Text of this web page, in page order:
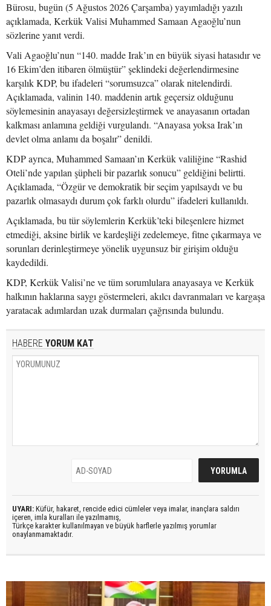
Bürosu, bugün (5 Ağustos 2026 Çarşamba) yayımladığı yazılı
açıklamada, Kerkük Valisi Muhammed Samaan Agaoğlu’nun
sözlerine yanıt verdi.
Vali Agaoğlu’nun “140. madde Irak’ın en büyük siyasi hatasıdır ve
16 Ekim’den itibaren ölmüştür” şeklindeki değerlendirmesine
karşılık KDP, bu ifadeleri “sorumsuzca” olarak nitelendirdi.
Açıklamada, valinin 140. maddenin artık geçersiz olduğunu
söylemesinin anayasayı değersizleştirmek ve anayasanın ortadan
kalkması anlamına geldiği vurgulandı. “Anayasa yoksa Irak’ın
devlet olma anlamı da boşalır” denildi.
KDP ayrıca, Muhammed Samaan’ın Kerkük valiliğine “Rashid
Oteli’nde yapılan şüpheli bir pazarlık sonucu” geldiğini belirtti.
Açıklamada, “Özgür ve demokratik bir seçim yapılsaydı ve bu
pazarlık olmasaydı durum çok farklı olurdu” ifadeleri kullanıldı.
Açıklamada, bu tür söylemlerin Kerkük’teki bileşenlere hizmet
etmediği, aksine birlik ve kardeşliği zedelemeye, fitne çıkarmaya ve
sorunları derinleştirmeye yönelik uygunsuz bir girişim olduğu
kaydedildi.
KDP, Kerkük Valisi’ne ve tüm sorumlulara anayasaya ve Kerkük
halkının haklarına saygı göstermeleri, akılcı davranmaları ve kargaşa
yaratacak adımlardan uzak durmaları çağrısında bulundu.
HABERE YORUM KAT
UYARI: Küfür, hakaret, rencide edici cümleler veya imalar, inançlara saldırı
içeren, imla kuralları ile yazılmamış,
Türkçe karakter kullanılmayan ve büyük harflerle yazılmış yorumlar
onaylanmamaktadır.